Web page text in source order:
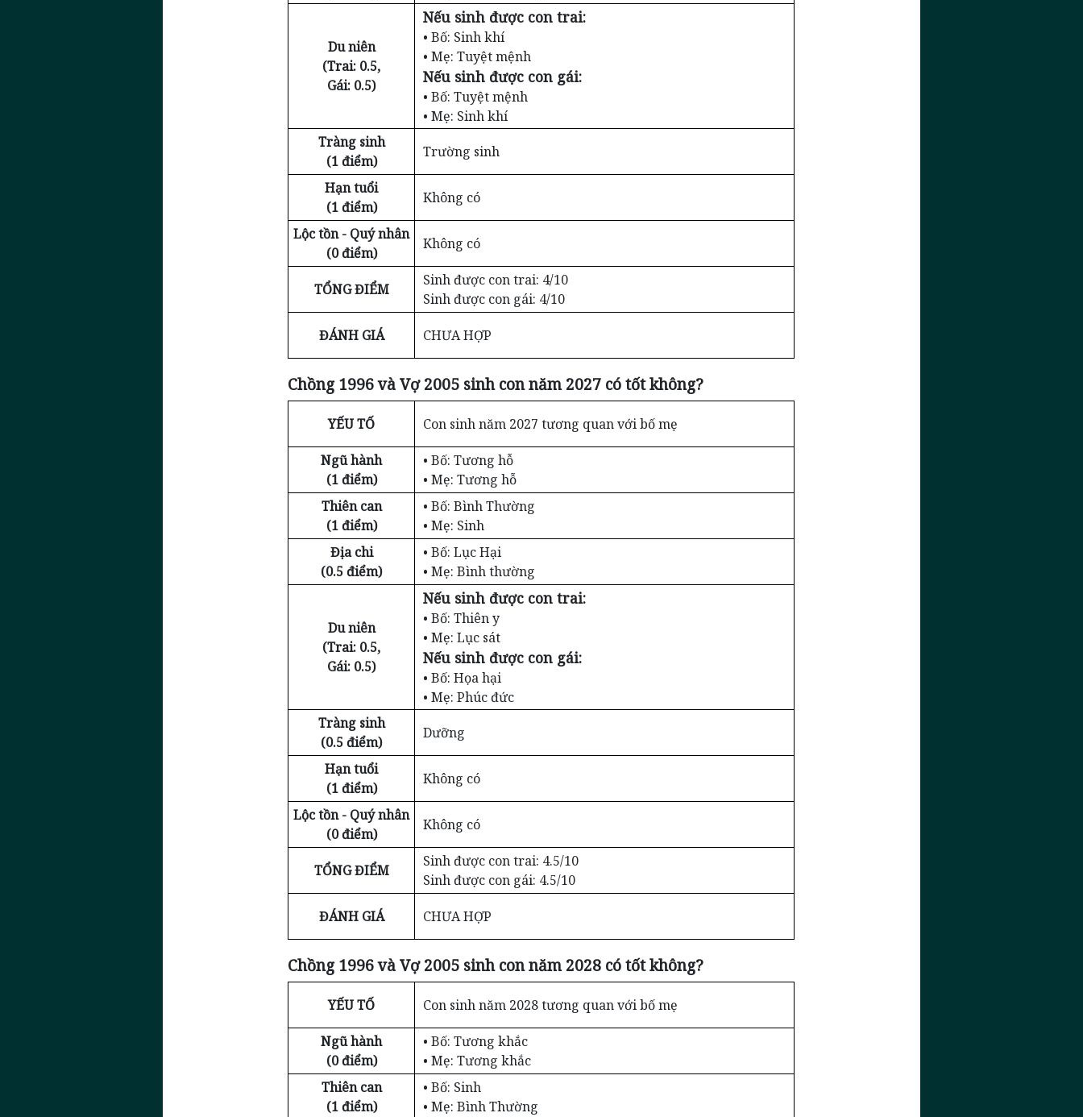
Du niên
(Trai: 0.5,
Gái: 0.5)
Nếu sinh được con trai:
• Bố: Sinh khí
• Mẹ: Tuyệt mệnh
Nếu sinh được con gái:
• Bố: Tuyệt mệnh
• Mẹ: Sinh khí
Tràng sinh
(1 điểm)
Trường sinh
Hạn tuổi
(1 điểm)
Không có
Lộc tồn - Quý nhân
(0 điểm)
Không có
TỔNG ĐIỂM
Sinh được con trai: 4/10
Sinh được con gái: 4/10
ĐÁNH GIÁ CHƯA HỢP
Chồng 1996 và Vợ 2005 sinh con năm 2027 có tốt không?
YẾU TỐ Con sinh năm 2027 tương quan với bố mẹ
Ngũ hành
(1 điểm)
• Bố: Tương hỗ
• Mẹ: Tương hỗ
Thiên can
(1 điểm)
• Bố: Bình Thường
• Mẹ: Sinh
Địa chi
(0.5 điểm)
• Bố: Lục Hại
• Mẹ: Bình thường
Du niên
(Trai: 0.5,
Gái: 0.5)
Nếu sinh được con trai:
• Bố: Thiên y
• Mẹ: Lục sát
Nếu sinh được con gái:
• Bố: Họa hại
• Mẹ: Phúc đức
Tràng sinh
(0.5 điểm)
Dưỡng
Hạn tuổi
(1 điểm)
Không có
Lộc tồn - Quý nhân
(0 điểm)
Không có
TỔNG ĐIỂM
Sinh được con trai: 4.5/10
Sinh được con gái: 4.5/10
ĐÁNH GIÁ CHƯA HỢP
Chồng 1996 và Vợ 2005 sinh con năm 2028 có tốt không?
YẾU TỐ Con sinh năm 2028 tương quan với bố mẹ
Ngũ hành
(0 điểm)
• Bố: Tương khắc
• Mẹ: Tương khắc
Thiên can
(1 điểm)
• Bố: Sinh
• Mẹ: Bình Thường